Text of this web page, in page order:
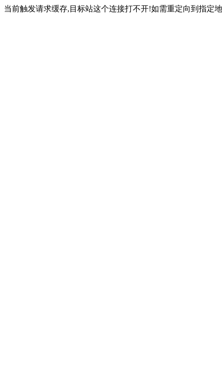
当前触发请求缓存,目标站这个连接打不开!如需重定向到指定